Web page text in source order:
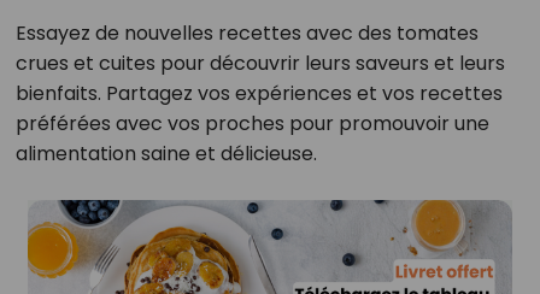
Essayez de nouvelles recettes avec des tomates
crues et cuites pour découvrir leurs saveurs et leurs
bienfaits. Partagez vos expériences et vos recettes
préférées avec vos proches pour promouvoir une
alimentation saine et délicieuse.